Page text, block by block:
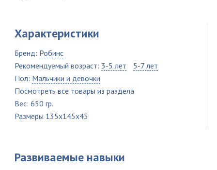
Характеристики
Бренд: Робинс
Рекомендуемый возраст: 3-5 лет
5-7 лет
Пол: Мальчики и девочки
Посмотреть все товары из раздела
Вес: 650 гр.
Размеры 135x145x45
Развиваемые навыки